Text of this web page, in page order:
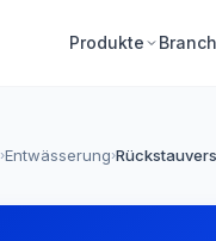
Produkte
›Entwässerung›